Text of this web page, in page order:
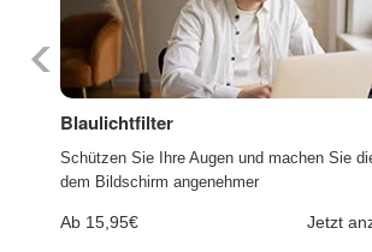
Blaulichtfilter
Schützen Sie Ihre Augen und machen Sie
dem Bildschirm angenehmer
Ab 15,95€ Jetzt